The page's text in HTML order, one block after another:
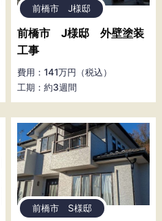
前橋市 J様邸
前橋市 J様邸 外壁塗装
工事
費用：141万円（税込）
工期：約3週間
前橋市 S様邸